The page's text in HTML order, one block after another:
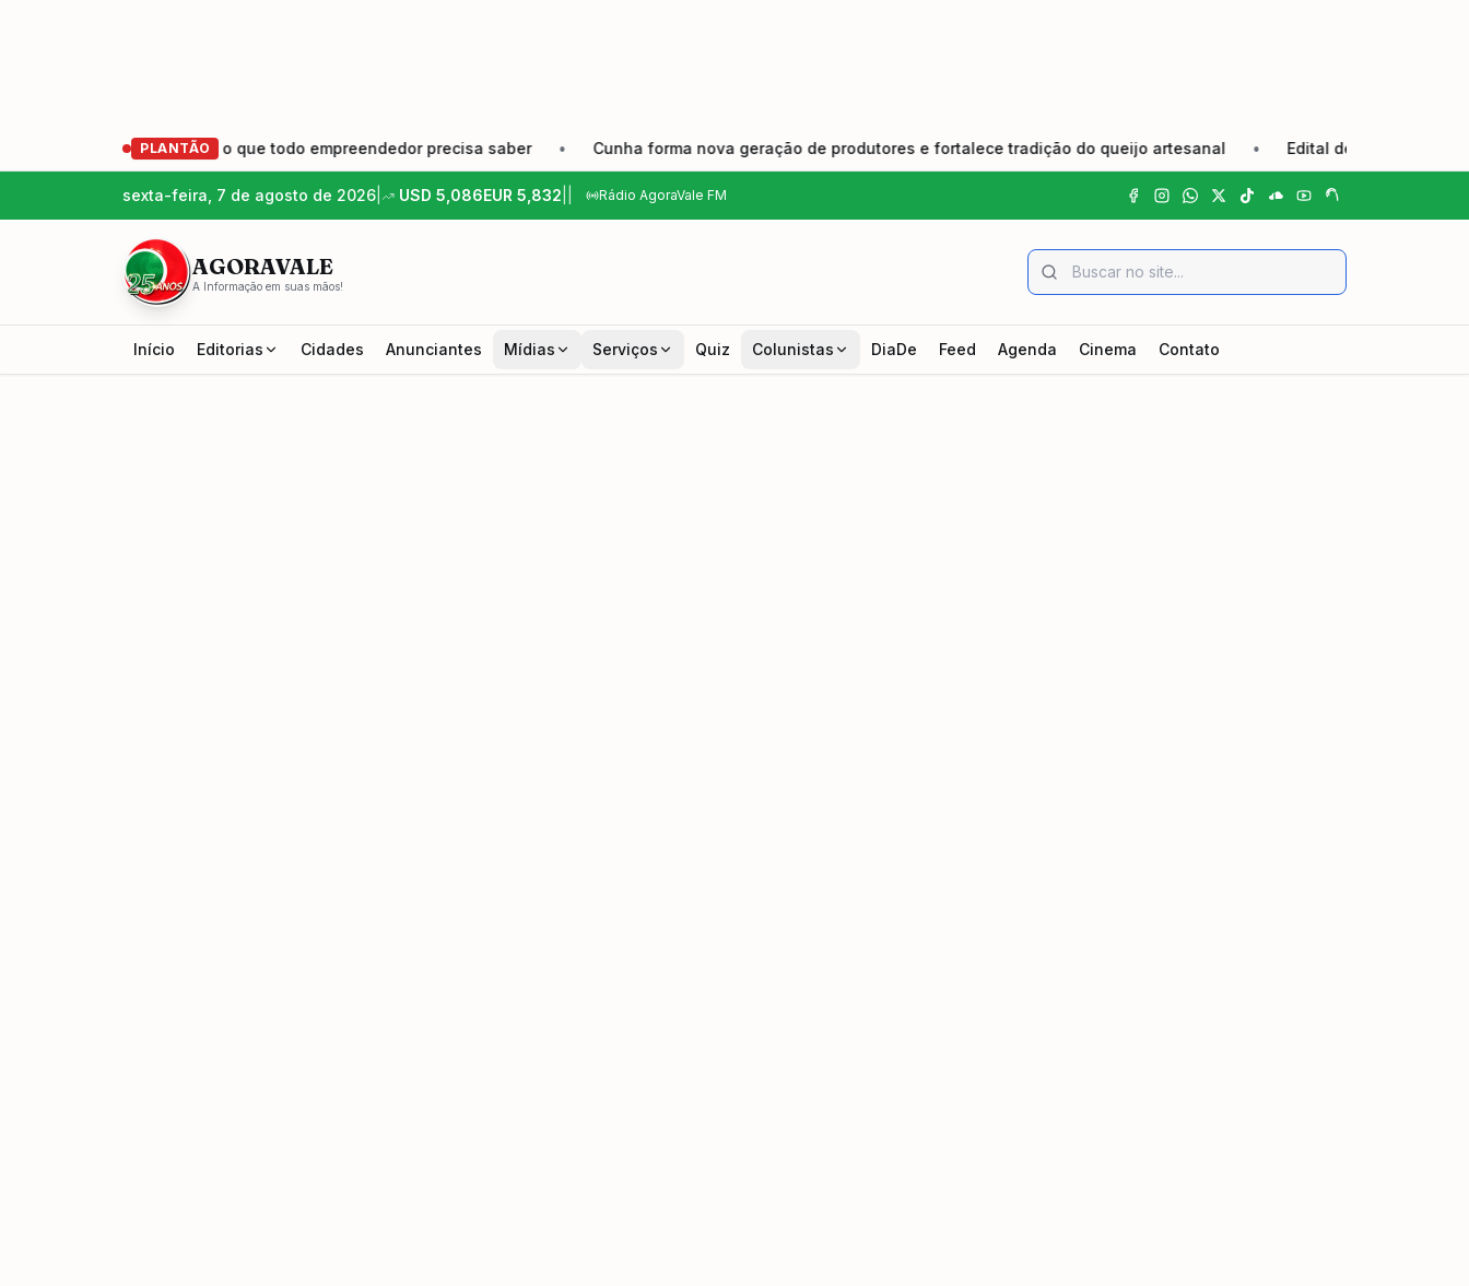
PLANTÃO
e Crescer: o que todo empreendedor precisa saber • Cunha forma nova geração de produtores e fortalece tradição do queijo artesanal • Edital de Convocação Eleição
sexta-feira, 7 de agosto de 2026 USD 5,086EUR 5,832 Rádio AgoraVale FM
AGORAVALE
A Informação em suas mãos!
Início Editorias Cidades Anunciantes Mídias Serviços Quiz Colunistas DiaDe Feed Agenda Cinema Contato